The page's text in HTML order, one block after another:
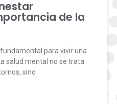
de la
para vivir una
salud mental no se trata
sino